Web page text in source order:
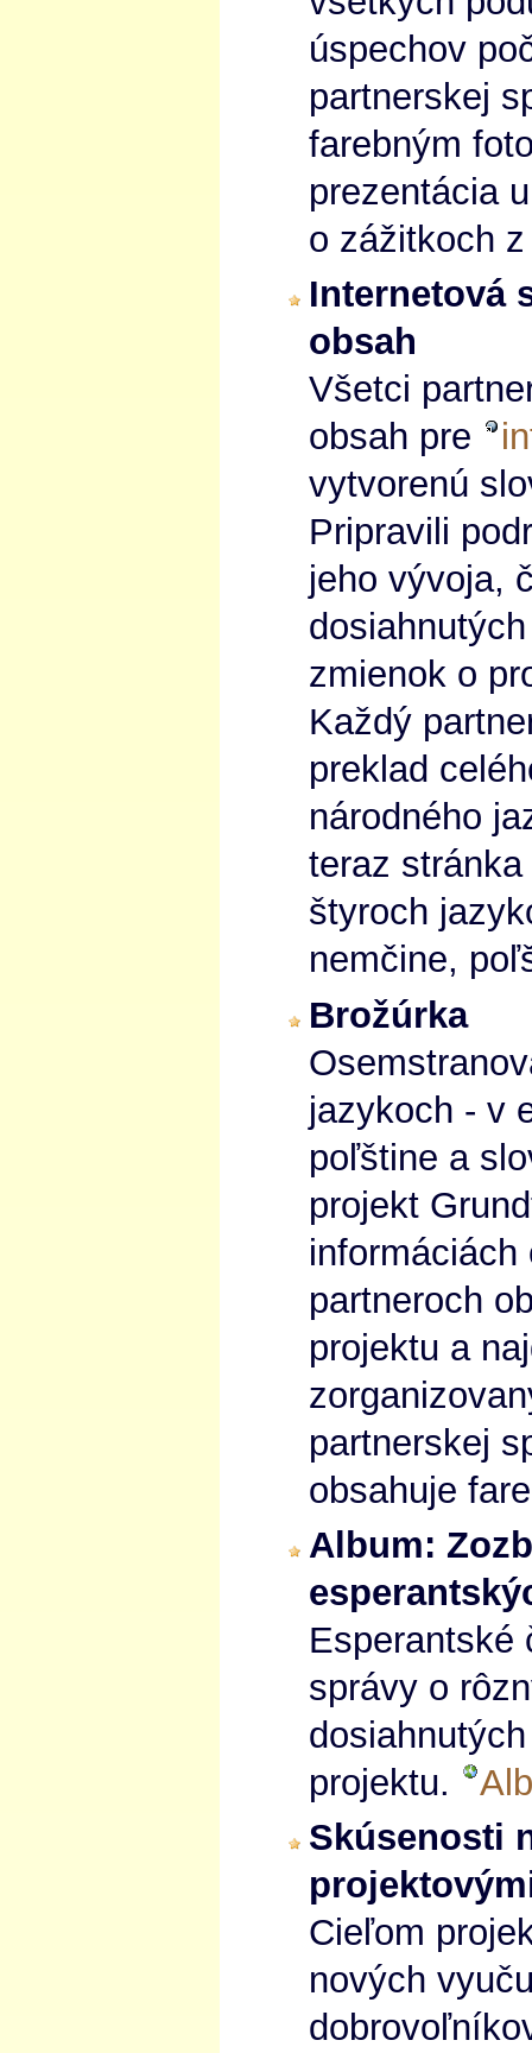
úspechov
partnerskej
farebným
prezentácia
o zážitkoch
Internetová
obsah
Všetci
obsah pre
vytvorenú
Pripravili
jeho vývoja,
zmienok o
Každý
preklad
národného
teraz
štyroch
nemčine,
Brožúrka
jazykoch - v
poľštine a
projekt
informáciách
partneroch
projektu a
partnerskej
obsahuje
Album:
Esperantské
správy o
projektu.
Skúsenosti
Cieľom
nových